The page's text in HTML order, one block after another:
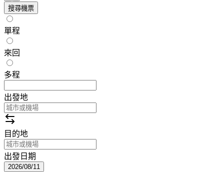
搜尋機票
單程
來回
多程
出發地
目的地
出發日期
2026/08/11